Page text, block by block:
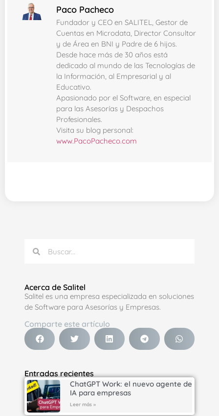
Paco Pacheco
Fundador y CEO en SALITEL, Gestor de
Cuentas en Microdata, Director Consultor
y de Área en BNI y Padre de 6 hijos.
Desde hace más de 30 años está
dedicado al mundo de las Tecnologías de
la Información, al Empresarial y al
Educativo.
Apasionado por el Software, en especial
para las Asesorías y Despachos
Profesionales.
Visita su blog personal:
www.PacoPacheco.com
Acerca de Salitel
Salitel es una empresa especializada en soluciones
de Software para Asesorías y Empresas.
Comparte este artículo
Entradas recientes
ChatGPT Work: el nuevo agente de
IA para empresas
Leer más »